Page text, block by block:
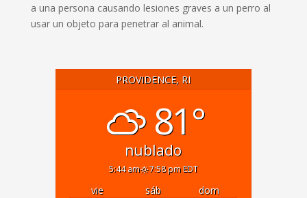
a una persona causando lesiones graves a un perro al
usar un objeto para penetrar al animal.
PROVIDENCE, RI
81°
nublado
5:44 am 7:58 pm EDT
vie sáb
dom